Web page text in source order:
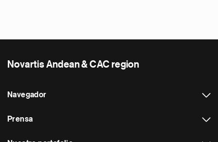
Novartis Andean & CAC region
Navegador
Prensa